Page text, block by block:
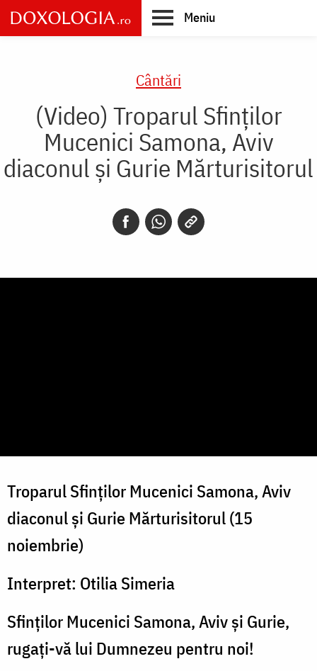
Skip
to
main
Meniu
Cântări
(Video) Troparul Sfinților
Mucenici Samona, Aviv
diaconul și Gurie Mărturisitorul
Troparul Sfinților Mucenici Samona, Aviv
diaconul și Gurie Mărturisitorul (15
noiembrie)
Interpret: Otilia Simeria
Sfinților Mucenici Samona, Aviv și Gurie,
rugați-vă lui Dumnezeu pentru noi!